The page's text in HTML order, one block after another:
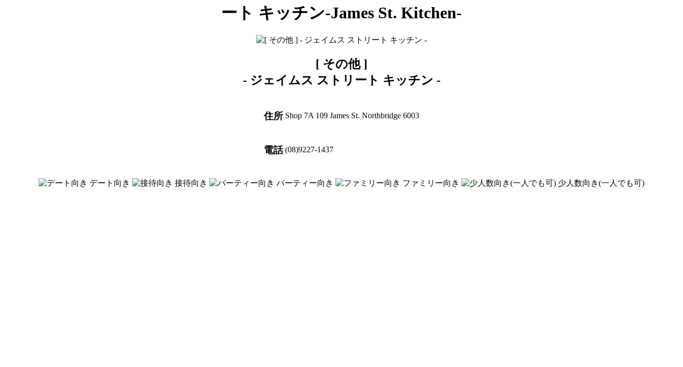
ート キッチン-James St. Kitchen-
[ その他 ]
- ジェイムス ストリート キッチン -
住所 Shop 7A 109 James St. Northbridge 6003
電話 (08)9227-1437
デート向き 接待向き パーティー向き ファミリー向き 少人数向き(一人でも可)